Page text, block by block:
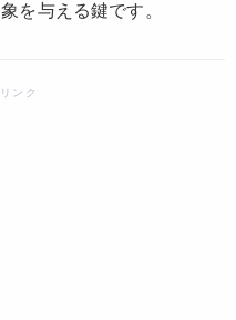
を与える鍵です。